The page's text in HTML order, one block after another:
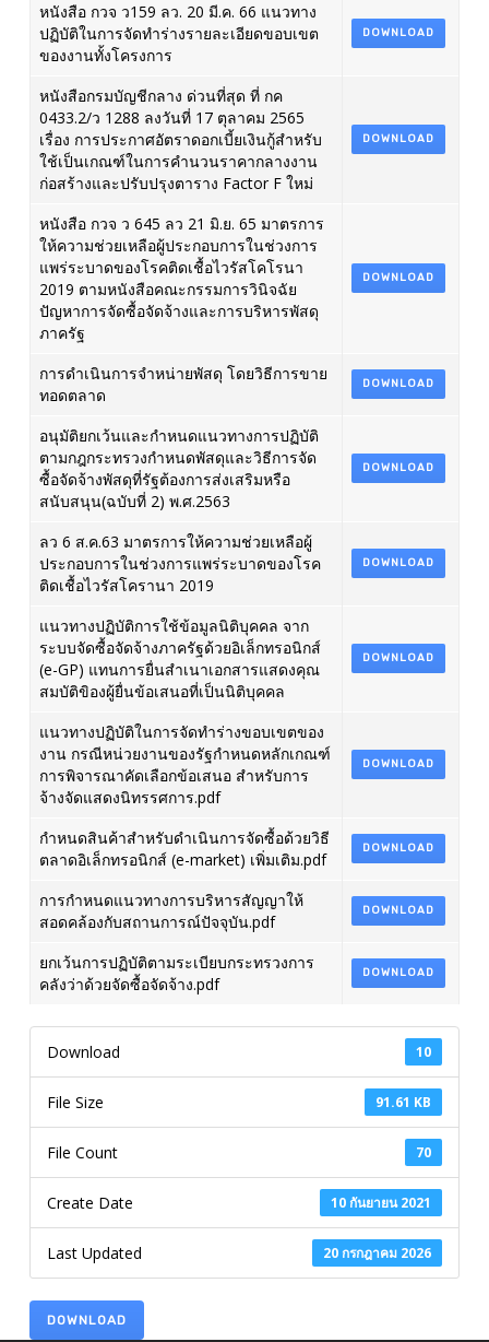
หนังสือ กวจ ว159 ลว. 20 มี.ค. 66 แนวทาง
ปฏิบัติในการจัดทำร่างรายละเอียดขอบเขต
ของงานทั้งโครงการ
DOWNLOAD
หนังสือกรมบัญชีกลาง ด่วนที่สุด ที่ กค
0433.2/ว 1288 ลงวันที่ 17 ตุลาคม 2565
เรื่อง การประกาศอัตราดอกเบี้ยเงินกู้สำหรับ
ใช้เป็นเกณฑ์ในการคำนวนราคากลางงาน
ก่อสร้างและปรับปรุงตาราง Factor F ใหม่
DOWNLOAD
หนังสือ กวจ ว 645 ลว 21 มิ.ย. 65 มาตรการ
ให้ความช่วยเหลือผู้ประกอบการในช่วงการ
แพร่ระบาดของโรคติดเชื้อไวรัสโคโรนา
2019 ตามหนังสือคณะกรรมการวินิจฉัย
ปัญหาการจัดซื้อจัดจ้างและการบริหารพัสดุ
ภาครัฐ
DOWNLOAD
การดำเนินการจำหน่ายพัสดุ โดยวิธีการขาย
ทอดตลาด
DOWNLOAD
อนุมัติยกเว้นและกำหนดแนวทางการปฏิบัติ
ตามกฎกระทรวงกำหนดพัสดุและวิธีการจัด
ซื้อจัดจ้างพัสดุที่รัฐต้องการส่งเสริมหรือ
สนับสนุน(ฉบับที่ 2) พ.ศ.2563
DOWNLOAD
ลว 6 ส.ค.63 มาตรการให้ความช่วยเหลือผู้
ประกอบการในช่วงการแพร่ระบาดของโรค
ติดเชื้อไวรัสโครานา 2019
DOWNLOAD
แนวทางปฏิบัติการใช้ข้อมูลนิติบุคคล จาก
ระบบจัดซื้อจัดจ้างภาครัฐด้วยอิเล็กทรอนิกส์
(e-GP) แทนการยื่นสำเนาเอกสารแสดงคุณ
สมบัติขิองผู้ยื่นข้อเสนอที่เป็นนิติบุคคล
DOWNLOAD
แนวทางปฏิบัติในการจัดทำร่างขอบเขตของ
งาน กรณีหน่วยงานของรัฐกำหนดหลักเกณฑ์
การพิจารณาคัดเลือกข้อเสนอ สำหรับการ
จ้างจัดแสดงนิทรรศการ.pdf
DOWNLOAD
กำหนดสินค้าสำหรับดำเนินการจัดซื้อด้วยวิธี
ตลาดอิเล็กทรอนิกส์ (e-market) เพิ่มเติม.pdf
DOWNLOAD
การกำหนดแนวทางการบริหารสัญญาให้
สอดคล้องกับสถานการณ์ปัจจุบัน.pdf
DOWNLOAD
ยกเว้นการปฏิบัติตามระเบียบกระทรวงการ
คลังว่าด้วยจัดซื้อจัดจ้าง.pdf
DOWNLOAD
10
Download
91.61 KB
File Size
70
File Count
10 กันยายน 2021
Create Date
20 กรกฎาคม 2026
Last Updated
DOWNLOAD